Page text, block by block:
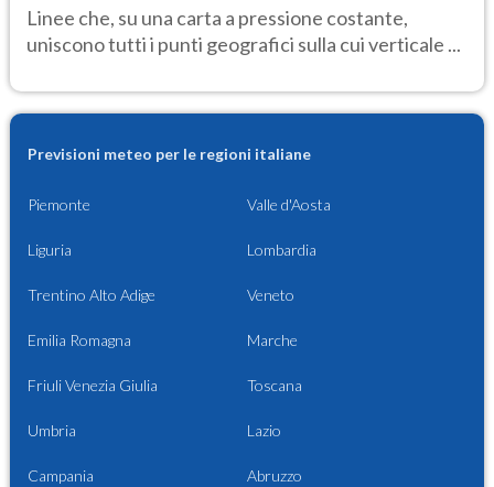
Linee che, su una carta a pressione costante,
uniscono tutti i punti geografici sulla cui verticale ...
Previsioni meteo per le regioni italiane
Piemonte Valle d'Aosta
Liguria Lombardia
Trentino Alto Adige Veneto
Emilia Romagna Marche
Friuli Venezia Giulia Toscana
Umbria Lazio
Campania Abruzzo